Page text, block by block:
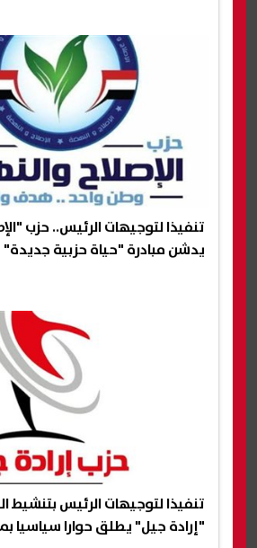
تنفيذا لتوجيهات الرئيس.. حزب
يدشن مبادرة "حياة حزبية جديدة"
تنفيذا لتوجيهات الرئيس بتنشيط
"إرادة جيل" يطلق حوارا سياسيا